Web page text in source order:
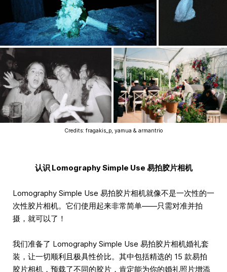
Credits: fragakis_p, yamua & armantrio
认识 Lomography Simple Use 易拍胶片相机
Lomography Simple Use 易拍胶片相机就像不是一次性的一
次性胶片相机。它们使用起来非常简单——只需对准并拍
摄，就可以了！
我们准备了 Lomography Simple Use 易拍胶片相机婚礼套
装，让一切顺利且极具性价比。其中包括精选的 15 款易拍
胶片相机，预载了不同的胶片，肯定能为你的婚礼照片增添